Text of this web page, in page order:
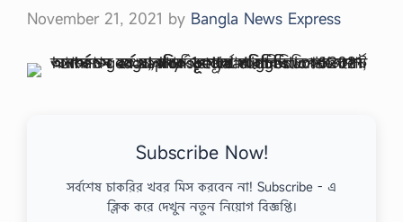
November 21, 2021 by Bangla News Express
Subscribe Now!
সর্বশেষ চাকরির খবর মিস করবেন না! Subscribe - এ
ক্লিক করে দেখুন নতুন নিয়োগ বিজ্ঞপ্তি।